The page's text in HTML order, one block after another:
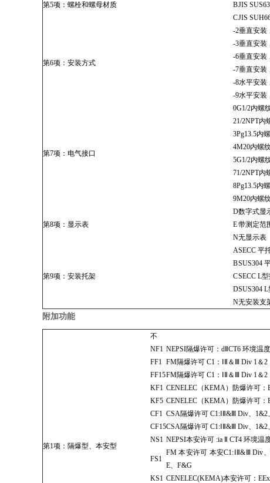
第5项：螺栓和螺母材质
BJIS
CJIS
第6项：安装方式
-2垂直安装
-3垂直安装
-6垂直安装
-7垂直安装
-8水平安装
-9水平安装
第7项：电气接口
0G1/2内螺
21/2NPT内
3Pg13.5内
4M20内螺
5G1/2内螺
71/2NPT内
8Pg13.5内
9M20内螺
第8项：显示表
D数字式显
E带测定范
N无显示表
第9项：安装托架
ASECC 平
BSUS304
CSECC L
DSUS304
N无安装支
附加功能
第1项：隔爆型、本安型
不
NF1 NEPSI隔爆许可：dⅡCT6 环境温
FF1 FM隔爆许可 C1：ⅠⅡ＆Ⅲ Div 1＆
FF15FM隔爆许可 C1：ⅠⅡ＆Ⅲ Div 1＆
KF1 CENELEC（KEMA）防爆许可：
KF5 CENELEC（KEMA）防爆许可：
CF1 CSA隔爆许可 C1:ⅠⅡ&Ⅲ Div、
CF15CSA隔爆许可 C1:ⅠⅡ&Ⅲ Div、
NS1 NEPSI本安许可 :ia Ⅱ CT4 环境温
FS1
FM 本安许可 本安C1:ⅠⅡ&Ⅲ Div
E、F&G
KS1 CENELEC(KEMA)本安许可：